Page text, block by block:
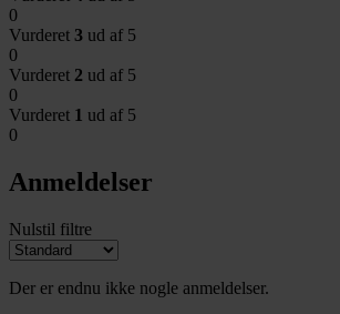
0
Vurderet 3 ud af 5
0
Vurderet 2 ud af 5
0
Vurderet 1 ud af 5
0
Anmeldelser
Nulstil filtre
Der er endnu ikke nogle anmeldelser.